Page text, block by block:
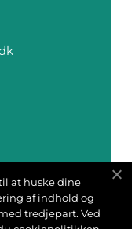
at huske dine
af indhold og
tredjepart. Ved